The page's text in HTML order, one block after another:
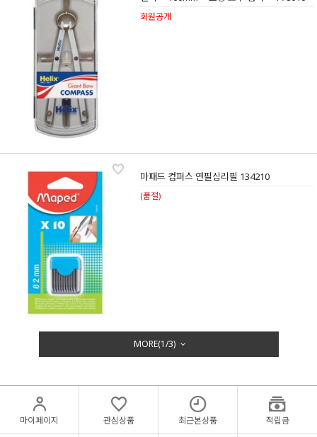
회원공개
마패드 컴퍼스 연필심리필 134210
(품절)
MORE(1/3)
마이페이지 관심상품 최근본상품 적립금